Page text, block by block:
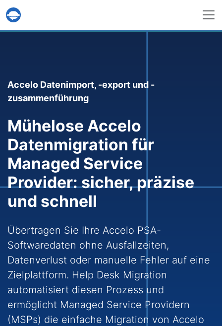
Help Desk Migration
Accelo Datenimport, -export und -
zusammenführung
Mühelose Accelo
Datenmigration für
Managed Service
Provider: sicher, präzise
und schnell
Übertragen Sie Ihre Accelo PSA-
Softwaredaten ohne Ausfallzeiten,
Datenverlust oder manuelle Fehler auf eine
Zielplattform. Help Desk Migration
automatisiert diesen Prozess und
ermöglicht Managed Service Providern
(MSPs) die einfache Migration von Accelo